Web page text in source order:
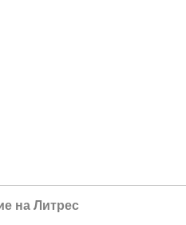
на Литрес